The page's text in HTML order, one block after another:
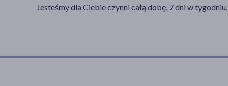
Jesteśmy dla Ciebie czynni całą dobę, 7 dni w